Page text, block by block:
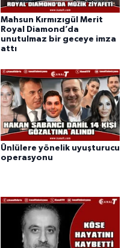
Mahsun Kırmızıgül Merit
Royal Diamond’da
unutulmaz bir geceye imza
attı
Ünlülere yönelik uyuşturucu
operasyonu